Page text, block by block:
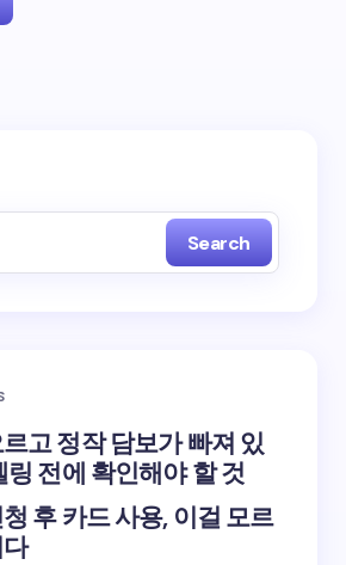
Search
고 정작 담보가 빠져 있
링 전에 확인해야 할 것
후 카드 사용, 이걸 모르